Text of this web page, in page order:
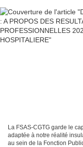
La FSAS-CGTG garde le
adaptée à notre réalité
au sein de la Fonction